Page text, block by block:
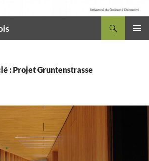
: Projet Gruntenstrasse